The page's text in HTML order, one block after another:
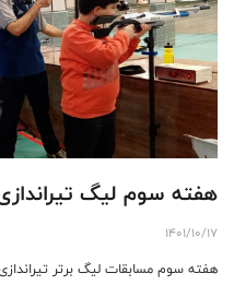
هفته سوم لیگ
1401/10/17